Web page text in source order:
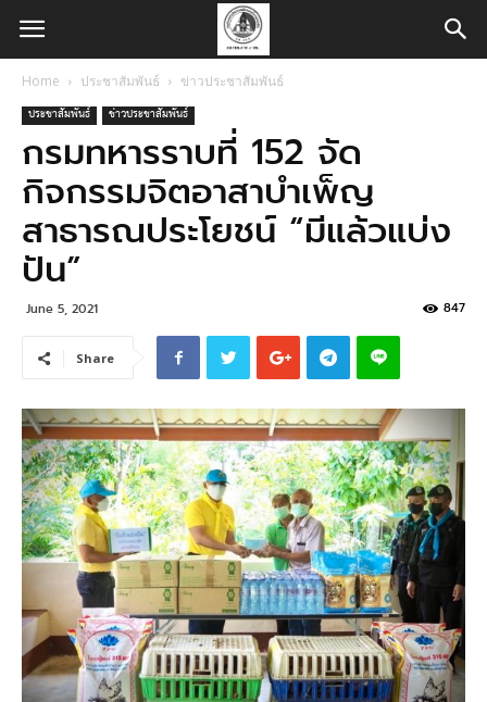
Home ประชาสัมพันธ์ ข่าวประชาสัมพันธ์
ประชาสัมพันธ์ ข่าวประชาสัมพันธ์
กรมทหารราบที่ 152 จัด
กิจกรรมจิตอาสาบำเพ็ญ
สาธารณประโยชน์ “มีแล้วแบ่ง
ปัน”
June 5, 2021 847
Share